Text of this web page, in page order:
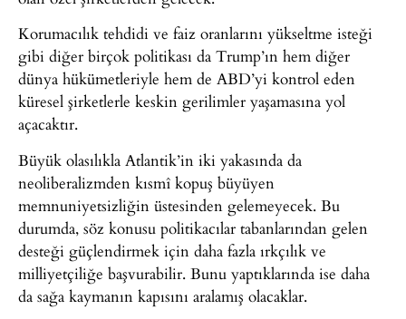
Korumacılık tehdidi ve faiz oranlarını yükseltme isteği
gibi diğer birçok politikası da Trump’ın hem diğer
dünya hükümetleriyle hem de ABD’yi kontrol eden
küresel şirketlerle keskin gerilimler yaşamasına yol
açacaktır.
Büyük olasılıkla Atlantik’in iki yakasında da
neoliberalizmden kısmî kopuş büyüyen
memnuniyetsizliğin üstesinden gelemeyecek. Bu
durumda, söz konusu politikacılar tabanlarından gelen
desteği güçlendirmek için daha fazla ırkçılık ve
milliyetçiliğe başvurabilir. Bunu yaptıklarında ise daha
da sağa kaymanın kapısını aralamış olacaklar.